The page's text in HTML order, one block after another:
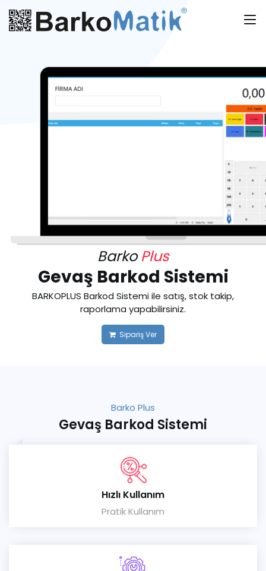
BarkoPlus
Gevaş Barkod Sistemi
BARKOPLUS Barkod Sistemi ile satış, stok takip,
raporlama yapabilirsiniz.
Sipariş Ver
Barko Plus
Gevaş Barkod Sistemi
Hızlı Kullanım
Pratik Kullanım